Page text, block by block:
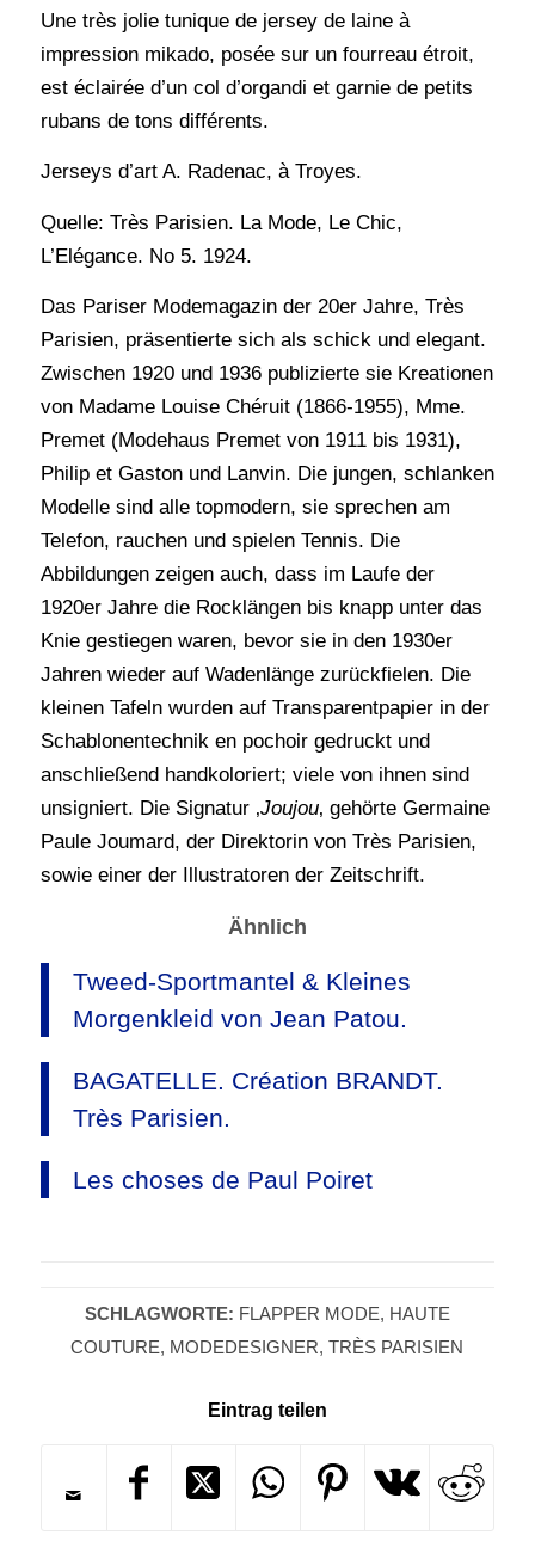
Une très jolie tunique de jersey de laine à
impression mikado, posée sur un fourreau étroit,
est éclairée d’un col d’organdi et garnie de petits
rubans de tons différents.
Jerseys d’art A. Radenac, à Troyes.
Quelle: Très Parisien. La Mode, Le Chic,
L’Elégance. No 5. 1924.
Das Pariser Modemagazin der 20er Jahre, Très
Parisien, präsentierte sich als schick und elegant.
Zwischen 1920 und 1936 publizierte sie Kreationen
von Madame Louise Chéruit (1866-1955), Mme.
Premet (Modehaus Premet von 1911 bis 1931),
Philip et Gaston und Lanvin. Die jungen, schlanken
Modelle sind alle topmodern, sie sprechen am
Telefon, rauchen und spielen Tennis. Die
Abbildungen zeigen auch, dass im Laufe der
1920er Jahre die Rocklängen bis knapp unter das
Knie gestiegen waren, bevor sie in den 1930er
Jahren wieder auf Wadenlänge zurückfielen. Die
kleinen Tafeln wurden auf Transparentpapier in der
Schablonentechnik en pochoir gedruckt und
anschließend handkoloriert; viele von ihnen sind
unsigniert. Die Signatur ‚Joujou‚ gehörte Germaine
Paule Joumard, der Direktorin von Très Parisien,
sowie einer der Illustratoren der Zeitschrift.
Ähnlich
Tweed-Sportmantel & Kleines
Morgenkleid von Jean Patou.
BAGATELLE. Création BRANDT.
Très Parisien.
Les choses de Paul Poiret
SCHLAGWORTE: FLAPPER MODE, HAUTE
COUTURE, MODEDESIGNER,TRÈS PARISIEN
Eintrag teilen